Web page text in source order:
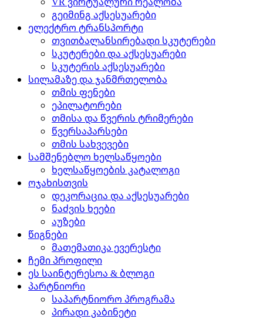
გეიმინგ აქსესუარები
ელექტრო ტრანსპორტი
თვითბალანსირებადი სკუტერები
სკუტერები და აქსესუარები
სკუტერის აქსესუარები
სილამაზე და ჯანმრთელობა
თმის ფენები
ეპილატორები
თმისა და წვერის ტრიმერები
წვერსაპარსები
თმის სახვევები
სამშენებლო ხელსაწყოები
ხელსაწყოების კატალოგი
ოჯახისთვის
დეკორაცია და აქსესუარები
ნაძვის ხეები
აუზები
წიგნები
მათემათიკა ევერესტი
ჩემი პროფილი
ეს საინტერესოა & ბლოგი
პარტნიორი
საპარტნიორო პროგრამა
პირადი კაბინეტი